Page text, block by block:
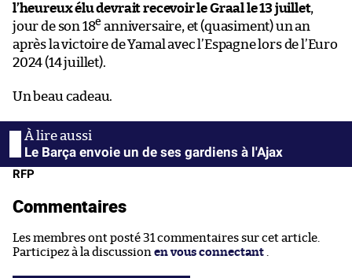
l’heureux élu devrait recevoir le Graal le 13 juillet,
jour de son 18e anniversaire, et (quasiment) un an
après la victoire de Yamal avec l’Espagne lors de l’Euro
2024 (14 juillet).
Un beau cadeau.
Le Barça envoie un de ses gardiens à l'Ajax
RFP
Commentaires
Les membres ont posté 31 commentaires sur cet article.
Participez à la discussion en vous connectant